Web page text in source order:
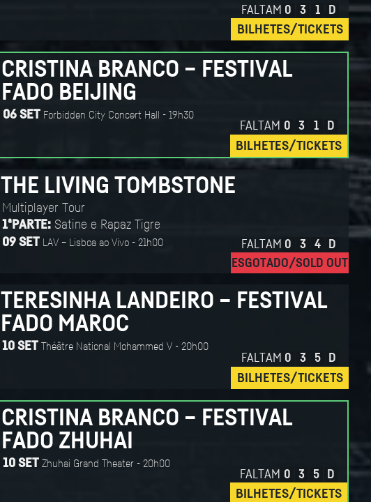
FALTAM 0 3 1 D
BILHETES/TICKETS
CRISTINA BRANCO – FESTIVAL
FADO BEIJING
06 SET Forbidden City Concert Hall - 19h30
FALTAM 0 3 1 D
BILHETES/TICKETS
THE LIVING TOMBSTONE
Multiplayer Tour
1ªPARTE: Satine e Rapaz Tigre
09 SET LAV – Lisboa ao Vivo - 21h00 FALTAM 0 3 4
D
ESGOTADO/SOLD OUT
TERESINHA LANDEIRO – FESTIVAL
FADO MAROC
10 SET Théâtre National Mohammed V - 20h00
FALTAM 0 3 5 D
BILHETES/TICKETS
CRISTINA BRANCO – FESTIVAL
FADO ZHUHAI
10 SET Zhuhai Grand Theater - 20h00
FALTAM 0 3 5 D
BILHETES/TICKETS